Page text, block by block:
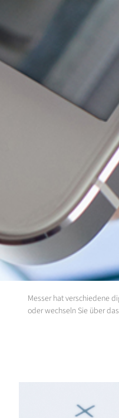
Messer hat verschiedene
oder wechseln Sie über